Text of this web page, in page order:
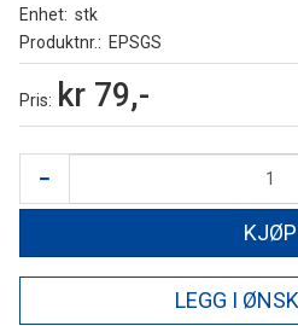
Enhet stk
Produktnr.
EPSGS
Pris kr 79,-
KJØP
LEGG I